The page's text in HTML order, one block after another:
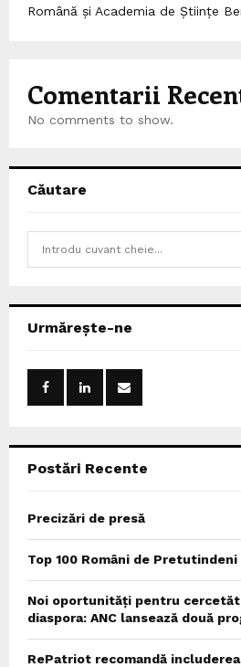
Română și Academia de Științe
Comentarii
No comments to show.
Căutare
h
Urmărește-ne
Postări Recente
Precizări de presă
Top 100 Români de Pretutindeni
Noi oportunități pentru
diaspora: ANC lansează două
RePatriot recomandă